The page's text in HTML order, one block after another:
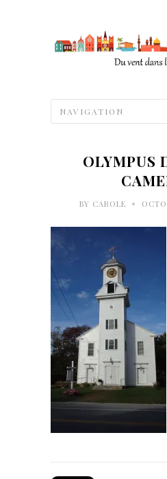
OLYMPUS
BY CAROLE •